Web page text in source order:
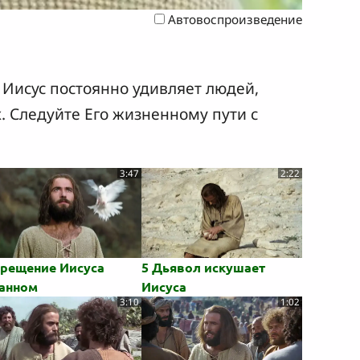
Автовоспроизведение
постоянно удивляет людей,
Его жизненному пути с
3:47
Иисуса
2:22
5 Дьявол искушает
Иисуса
3:10 1:02